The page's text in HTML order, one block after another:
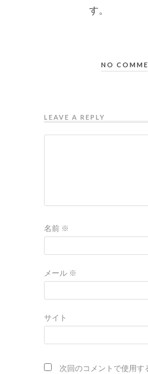
す。
NO
LEAVE A REPLY
名前 ※
メール ※
サイト
次回のコメントで使用す